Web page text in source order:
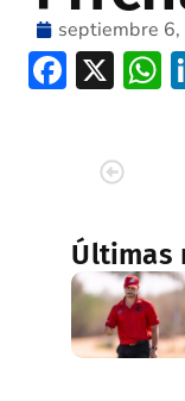
septiembre
X
Últimas